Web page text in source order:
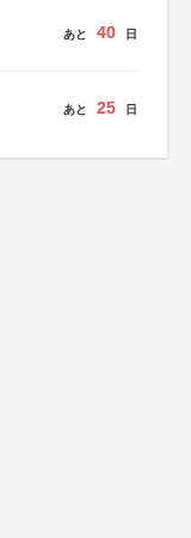
あと 40 日
あと 25 日